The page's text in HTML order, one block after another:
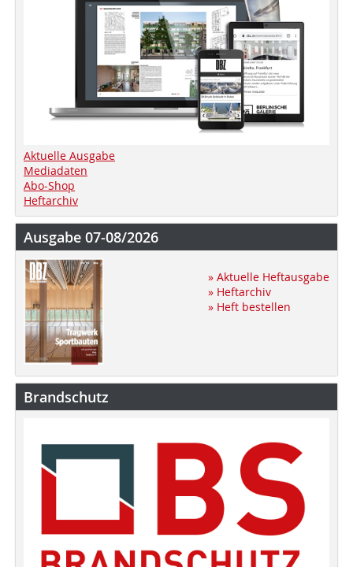
Aktuelle Ausgabe
Mediadaten
Abo-Shop
Heftarchiv
Ausgabe 07-08/2026
» Aktuelle Heftausgabe
» Heftarchiv
» Heft bestellen
Brandschutz